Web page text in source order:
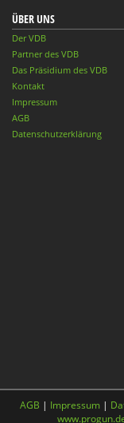
ÜBER UNS
Der VDB
Partner des VDB
Das Präsidium des VDB
Kontakt
Impressum
AGB
Datenschutzerklärung
AGB | Impressum |